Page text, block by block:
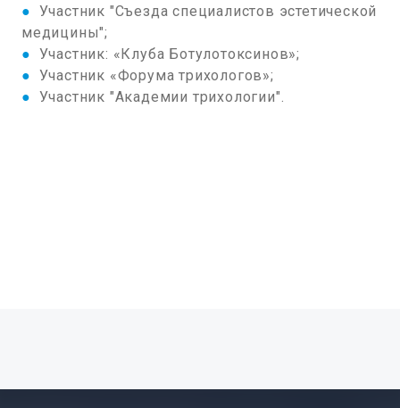
● Участник "Съезда специалистов эстетической
медицины";
● Участник: «Клуба Ботулотоксинов»;
● Участник «Форума трихологов»;
● Участник "Академии трихологии".